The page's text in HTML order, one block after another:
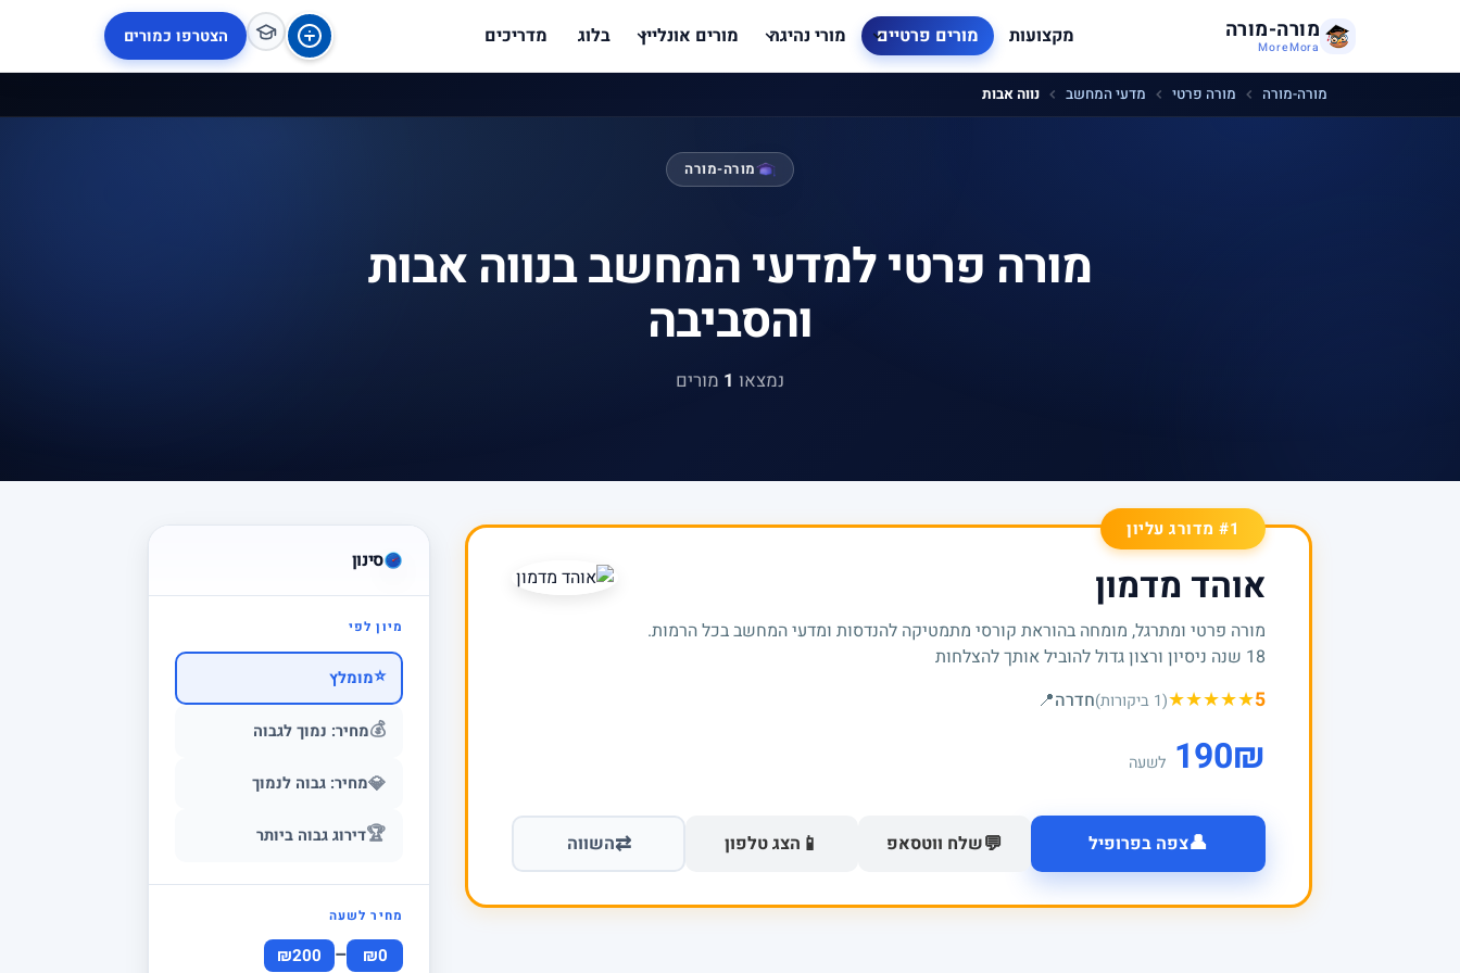
מורה-מורה
MoreMora מקצועות מורים פרטיים מורי נהיגה מורים אונליין בלוג מדריכים הצטרפו כמורים
מורה-מורה מורה פרטי מדעי המחשב נווה אבות
מורה-מורה
מורה פרטי למדעי המחשב בנווה אבות
והסביבה
נמצאו 1 מורים
סינון
מיון לפי
⭐מומלץ
💰מחיר: נמוך לגבוה
💎מחיר: גבוה לנמוך
🏆דירוג גבוה ביותר
מחיר לשעה
₪0
–
₪200
#1 מדורג עליון
אוהד מדמון
מורה פרטי ומתרגל, מומחה בהוראת קורסי מתמטיקה להנדסות ומדעי המחשב בכל הרמות.
18 שנה ניסיון ורצון גדול להוביל אותך להצלחות
(1 ביקורות)★★★★★5 חדרה📍
₪
190 לשעה
👤צפה בפרופיל 💬שלח ווטסאפ 📱 הצג טלפון ⇄השווה